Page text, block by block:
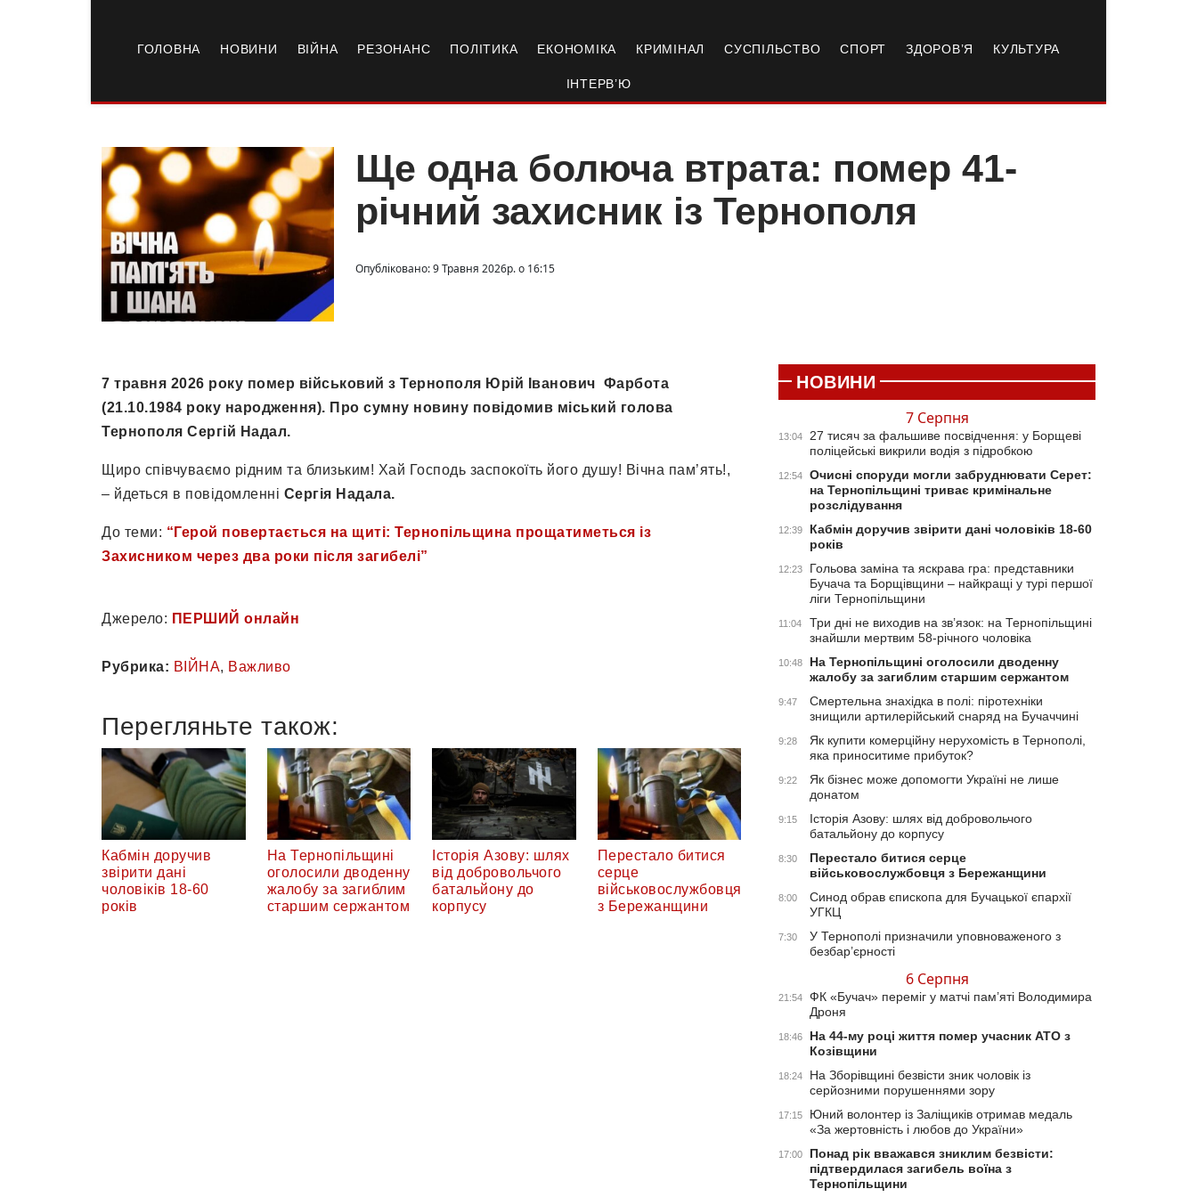
ГОЛОВНА НОВИНИ ВІЙНА РЕЗОНАНС ПОЛІТИКА ЕКОНОМІКА КРИМІНАЛ СУСПІЛЬСТВО СПОРТ ЗДОРОВ’Я КУЛЬТУРА
ІНТЕРВ’Ю
Ще одна болюча втрата: помер 41-
річний захисник із Тернополя
Опубліковано: 9 Травня 2026р. о 16:15
7 травня 2026 року помер військовий з Тернополя Юрій Іванович Фарбота
(21.10.1984 року народження). Про сумну новину повідомив міський голова
Тернополя Сергій Надал.
Щиро співчуваємо рідним та близьким! Хай Господь заспокоїть його душу! Вічна пам’ять!,
– йдеться в повідомленні Сергія Надала.
До теми: “Герой повертається на щиті: Тернопільщина прощатиметься із
Захисником через два роки після загибелі”
Джерело: ПЕРШИЙ онлайн
Рубрика: ВІЙНА, Важливо
Перегляньте також:
Кабмін доручив
звірити дані
чоловіків 18-60
років
На Тернопільщині
оголосили дводенну
жалобу за загиблим
старшим сержантом
Історія Азову: шлях
від добровольчого
батальйону до
корпусу
Перестало битися
серце
військовослужбовця
з Бережанщини
НОВИНИ
7 Серпня
13:04
27 тисяч за фальшиве посвідчення: у Борщеві
поліцейські викрили водія з підробкою
12:54
Очисні споруди могли забруднювати Серет:
на Тернопільщині триває кримінальне
розслідування
12:39
Кабмін доручив звірити дані чоловіків 18-60
років
12:23
Гольова заміна та яскрава гра: представники
Бучача та Борщівщини – найкращі у турі першої
ліги Тернопільщини
11:04
Три дні не виходив на зв’язок: на Тернопільщині
знайшли мертвим 58-річного чоловіка
10:48
На Тернопільщині оголосили дводенну
жалобу за загиблим старшим сержантом
9:47
Смертельна знахідка в полі: піротехніки
знищили артилерійський снаряд на Бучаччині
9:28
Як купити комерційну нерухомість в Тернополі,
яка приноситиме прибуток?
9:22
Як бізнес може допомогти Україні не лише
донатом
9:15
Історія Азову: шлях від добровольчого
батальйону до корпусу
8:30
Перестало битися серце
військовослужбовця з Бережанщини
8:00
Синод обрав єпископа для Бучацької єпархії
УГКЦ
7:30
У Тернополі призначили уповноваженого з
безбар’єрності
6 Серпня
21:54
ФК «Бучач» переміг у матчі пам’яті Володимира
Дроня
18:46
На 44-му році життя помер учасник АТО з
Козівщини
18:24
На Зборівщині безвісти зник чоловік із
серйозними порушеннями зору
17:15
Юний волонтер із Заліщиків отримав медаль
«За жертовність і любов до України»
17:00
Понад рік вважався зниклим безвісти:
підтвердилася загибель воїна з
Тернопільщини